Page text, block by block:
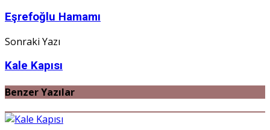
Eşrefoğlu Hamamı
Sonraki Yazı
Kale Kapısı
Benzer Yazılar